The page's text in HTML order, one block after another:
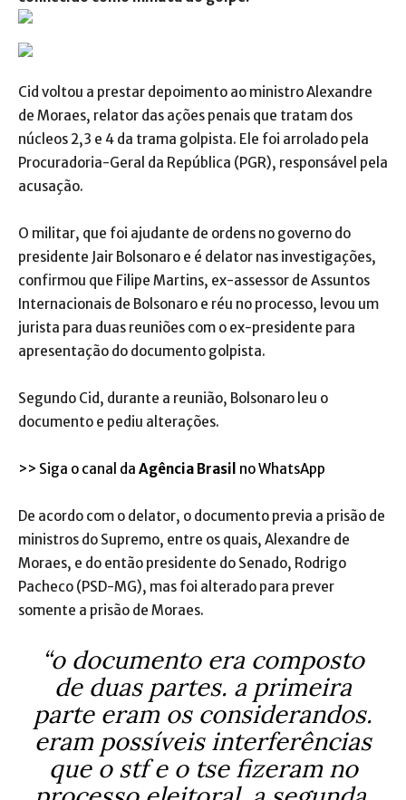
Cid voltou a prestar depoimento ao ministro Alexandre
de Moraes, relator das ações penais que tratam dos
núcleos 2,3 e 4 da trama golpista. Ele foi arrolado pela
Procuradoria-Geral da República (PGR), responsável pela
acusação.
O militar, que foi ajudante de ordens no governo do
presidente Jair Bolsonaro e é delator nas investigações,
confirmou que Filipe Martins, ex-assessor de Assuntos
Internacionais de Bolsonaro e réu no processo, levou um
jurista para duas reuniões com o ex-presidente para
apresentação do documento golpista.
Segundo Cid, durante a reunião, Bolsonaro leu o
documento e pediu alterações.
>> Siga o canal da Agência Brasil no WhatsApp
De acordo com o delator, o documento previa a prisão de
ministros do Supremo, entre os quais, Alexandre de
Moraes, e do então presidente do Senado, Rodrigo
Pacheco (PSD-MG), mas foi alterado para prever
somente a prisão de Moraes.
“o documento era composto
de duas partes. a primeira
parte eram os considerandos.
eram possíveis interferências
que o stf e o tse fizeram no